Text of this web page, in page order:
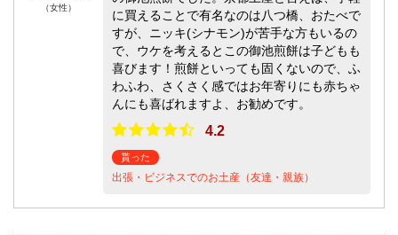
（女性）
に買えることで有名なのは八つ橋、おたべで
すが、ニッキ(シナモン)が苦手な方もいるの
で、ウケを考えるとこの御池煎餅は子どもも
喜びます！煎餅といっても固くないので、ふ
わふわ、さくさく感ではお年寄りにも赤ちゃ
んにも喜ばれますよ、お勧めです。
4.2
貰った
出張・ビジネスでのお土産（友達・親族）